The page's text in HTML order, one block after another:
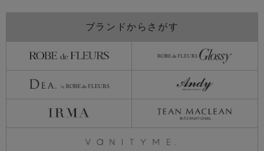
ブランドからさがす